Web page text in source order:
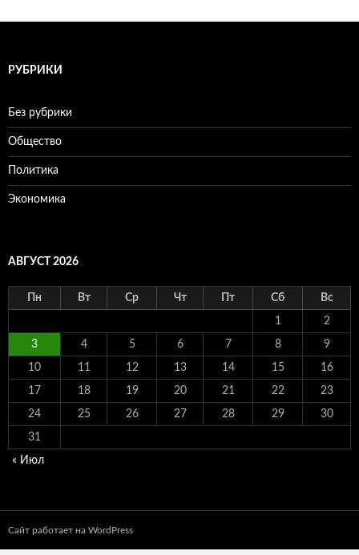
РУБРИКИ
Без рубрики
Общество
Политика
Экономика
АВГУСТ 2026
Пн Вт Ср Чт Пт Сб Вс
1 2
3 4 5 6 7 8 9
10 11 12 13 14 15 16
17 18 19 20 21 22 23
24 25 26 27 28 29 30
31
« Июл
Сайт работает на WordPress